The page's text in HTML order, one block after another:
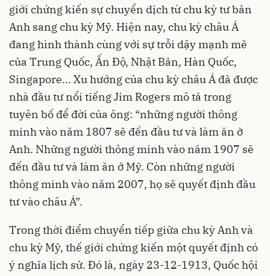
giới chứng kiến sự chuyển dịch từ chu kỳ tư bản
Anh sang chu kỳ Mỹ. Hiện nay, chu kỳ châu Á
đang hình thành cùng với sự trỗi dậy mạnh mẽ
của Trung Quốc, Ấn Độ, Nhật Bản, Hàn Quốc,
Singapore... Xu hướng của chu kỳ châu Á đã được
nhà đầu tư nổi tiếng Jim Rogers mô tả trong
tuyên bố để đời của ông: “những người thông
minh vào năm 1807 sẽ đến đầu tư và làm ăn ở
Anh. Những người thông minh vào năm 1907 sẽ
đến đầu tư và làm ăn ở Mỹ. Còn những người
thông minh vào năm 2007, họ sẽ quyết định đầu
tư vào châu Á”.
Trong thời điểm chuyển tiếp giữa chu kỳ Anh và
chu kỳ Mỹ, thế giới chứng kiến một quyết định có
ý nghĩa lịch sử. Đó là, ngày 23-12-1913, Quốc hội